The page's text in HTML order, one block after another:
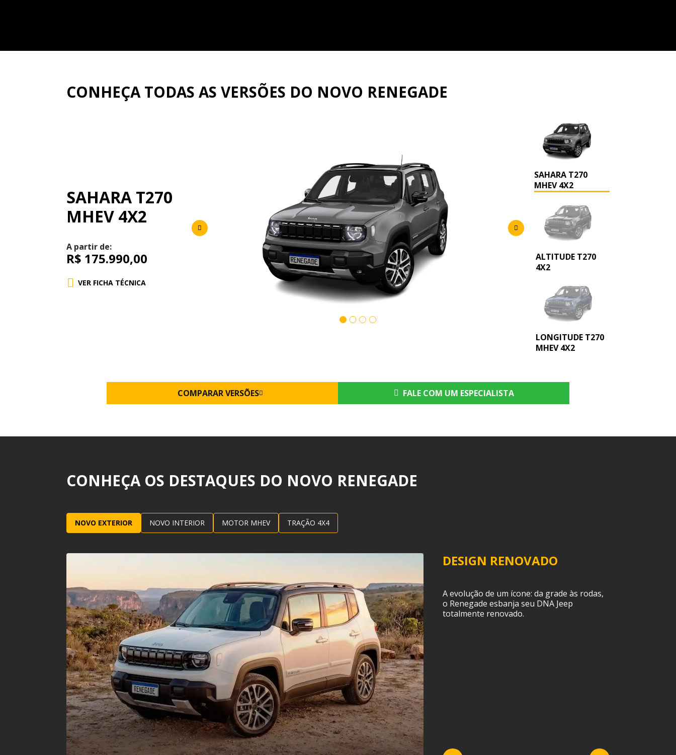
CONHEÇA TODAS AS VERSÕES DO NOVO RENEGADE
SAHARA T270
MHEV 4X2
A partir de:
R$ 175.990,00
VER FICHA TÉCNICA
SAHARA T270
MHEV 4X2
ALTITUDE T270
4X2
LONGITUDE T270
MHEV 4X2
COMPARAR VERSÕES FALE COM UM ESPECIALISTA
CONHEÇA OS DESTAQUES DO NOVO RENEGADE
NOVO EXTERIOR NOVO INTERIOR MOTOR MHEV TRAÇÃO 4X4
ÚNICO COM TRAÇÃO 4X4
Pronta para encarar qualquer terreno, a
versão Willys tem tração 4x4, suspensão
elevada e todas as proteções off-road.
DESIGN RENOVADO
A evolução de um ícone: da grade às rodas,
o Renegade esbanja seu DNA Jeep
totalmente renovado.